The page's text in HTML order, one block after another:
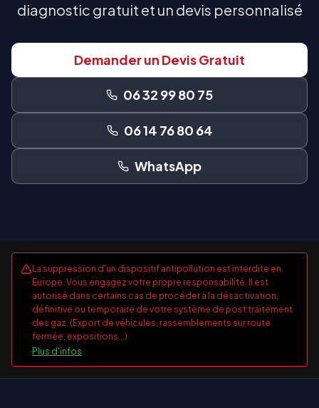
diagnostic gratuit et un devis personnalisé
Demander un Devis Gratuit
06 32 99 80 75
06 14 76 80 64
WhatsApp
La suppression d'un dispositif antipollution est interdite en
Europe. Vous engagez votre propre responsabilité. Il est
autorisé dans certains cas de procéder à la désactivation,
définitive ou temporaire de votre système de post traitement
des gaz. (Export de véhicules, rassemblements sur route
fermée, expositions...)
Plus d'infos